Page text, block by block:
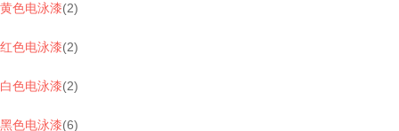
黄色电泳漆(2)
红色电泳漆(2)
白色电泳漆(2)
黑色电泳漆(6)